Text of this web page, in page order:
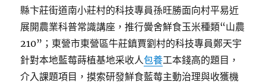
縣卞莊街道南小莊村的科技專員孫旺勝面向村平易近
展開農業科普常識講座，推行黌舍鮮食玉米種類“山農
210”；東營市東營區牛莊鎮賈劉村的科技專員鄭天宇
針對本地藍莓蒔植基地采收人包養工本錢高的題目，
介入課題項目，摸索研發鮮食藍莓主動治理與收獲機